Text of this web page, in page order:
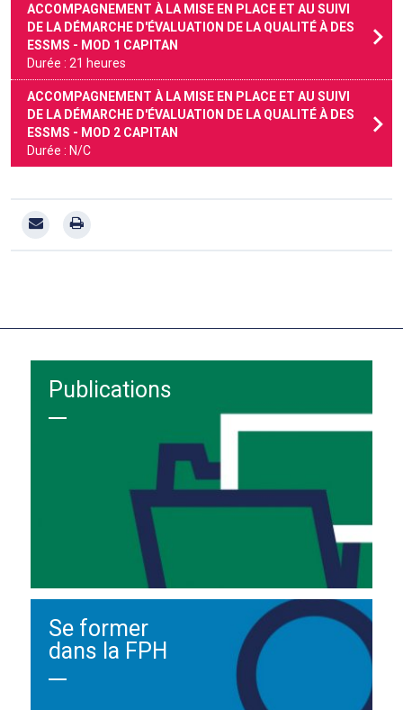
ACCOMPAGNEMENT À LA MISE EN PLACE ET AU SUIVI
DE LA DÉMARCHE D'ÉVALUATION DE LA QUALITÉ À DES
ESSMS - MOD 1 CAPITAN
Durée : 21 heures
ACCOMPAGNEMENT À LA MISE EN PLACE ET AU SUIVI
DE LA DÉMARCHE D'ÉVALUATION DE LA QUALITÉ À DES
ESSMS - MOD 2 CAPITAN
Durée : N/C
Publications
Se former
dans la FPH